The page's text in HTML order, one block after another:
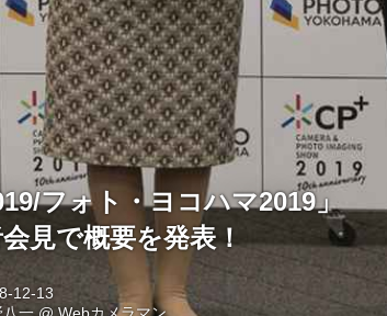
フォト・ヨコハマ2019」
見で概要を発表！
12-13
八一@Webカメラマン